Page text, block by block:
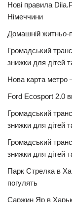
Нові правила
Німеччини
Домашній житньо-
Громадський
знижки для дітей
Нова карта метро
Ford Ecosport 2.0
Громадський
знижки для дітей
Громадський
знижки для дітей
Парк Стрелка в
погулять
Саржин Яр в